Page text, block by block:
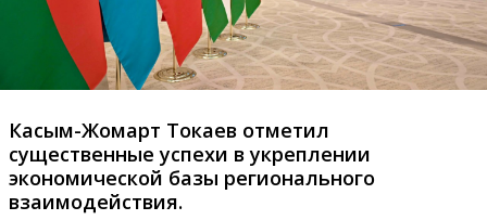
Касым-Жомарт Токаев отметил
существенные успехи в укреплении
экономической базы регионального
взаимодействия.